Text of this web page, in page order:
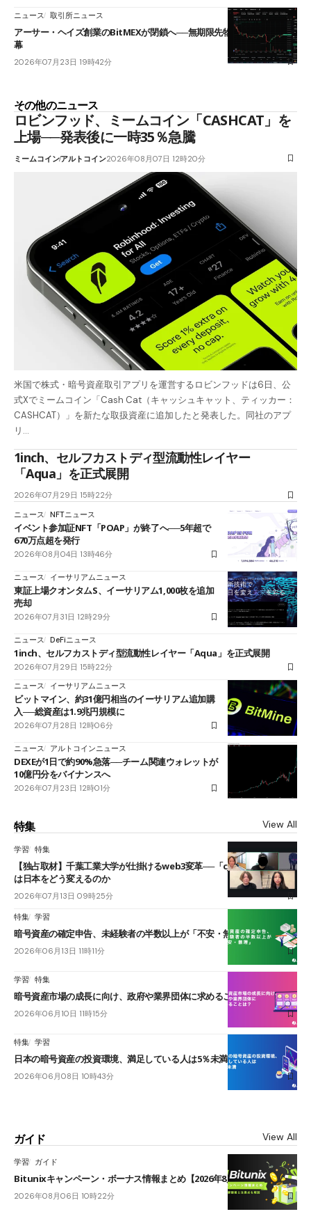
ニュース 取引所ニュース
アーサー・ヘイズ創業のBitMEXが閉鎖へ──無期限先物を生んだ11年に
幕
2026年07月23日 19時42分
その他のニュース
ロビンフッド、ミームコイン「CASHCAT」を
上場──発表後に一時35％急騰
ミームコインアルトコイン2026年08月07日 12時20分
米国で株式・暗号資産取引アプリを運営するロビンフッドは6日、公
式Xでミームコイン「Cash Cat（キャッシュキャット、ティッカー：
CASHCAT）」を新たな取扱資産に追加したと発表した。同社のアプ
リ…
1inch、セルフカストディ型流動性レイヤー
「Aqua」を正式展開
2026年07月29日 15時22分
ニュース NFTニュース
イベント参加証NFT「POAP」が終了へ──5年超で
670万点超を発行
2026年08月04日 13時46分
ニュース イーサリアムニュース
東証上場クオンタムS、イーサリアム1,000枚を追加
売却
2026年07月31日 12時29分
ニュース DeFiニュース
1inch、セルフカストディ型流動性レイヤー「Aqua」を正式展開
2026年07月29日 15時22分
ニュース
イーサリアムニュース
ビットマイン、約31億円相当のイーサリアム追加購
入──総資産は1.9兆円規模に
2026年07月28日 12時06分
ニュース アルトコインニュース
DEXEが1日で約90%急落──チーム関連ウォレットが
10億円分をバイナンスへ
2026年07月23日 12時01分
特集 View All
学習 特集
【独占取材】千葉工業大学が仕掛けるweb3変革──「cJPY」とAIの融合
は日本をどう変えるのか
2026年07月13日 09時25分
特集 学習
暗号資産の確定申告、未経験者の半数以上が「不安・無理」
2026年06月13日 11時11分
学習 特集
暗号資産市場の成長に向け、政府や業界団体に求めることは？
2026年06月10日 11時15分
特集 学習
日本の暗号資産の投資環境、満足している人は5％未満
2026年06月08日 10時43分
ガイド View All
学習 ガイド
Bitunixキャンペーン・ボーナス情報まとめ【2026年8月最新】
2026年08月06日 10時22分